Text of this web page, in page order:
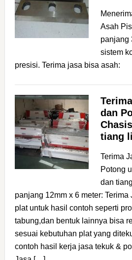
Asah
panjang
sistem
presisi. Terima jasa bisa asah:
dan
tiang
Terima
Potong
dan
panjang 12mm x 6 meter: Terima
plat untuk hasil contoh seperti
tabung,dan bentuk lainnya bisa
sesuai kebutuhan plat yang
contoh hasil kerja jasa tekuk &